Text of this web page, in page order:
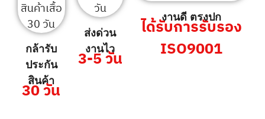
กล้ารับ
ประกัน
สินค้า
30 วัน
ส่งด่วน
งานไว
3-5 วัน
งานดี ตรงปก
ได้รับการรับรอง
ISO9001